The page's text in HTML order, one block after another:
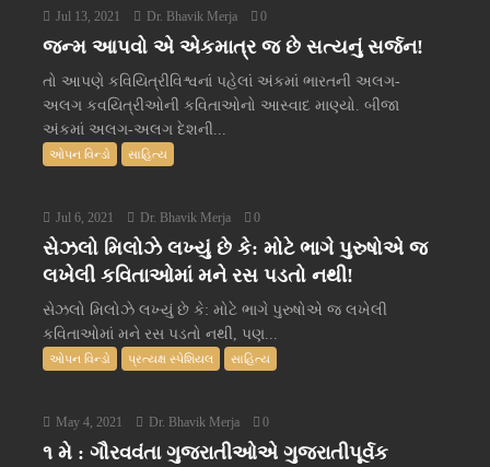
Jul 13, 2021 Dr. Bhavik Merja 0
જન્મ આપવો એ એકમાત્ર જ છે સત્યનું સર્જન!
તો આપણે કવિયિત્રીવિશ્વનાં પહેલાં અંકમાં ભારતની અલગ-
અલગ કવયિત્રીઓની કવિતાઓનો આસ્વાદ માણ્યો. બીજા
અંકમાં અલગ-અલગ દેશની...
ઓપન વિન્ડો સાહિત્ય
Jul 6, 2021 Dr. Bhavik Merja 0
સેઝલો મિલોઝે લખ્યું છે કે: મોટે ભાગે પુરુષોએ જ
લખેલી કવિતાઓમાં મને રસ પડતો નથી!
સેઝલો મિલોઝે લખ્યું છે કે: મોટે ભાગે પુરુષોએ જ લખેલી
કવિતાઓમાં મને રસ પડતો નથી, પણ...
ઓપન વિન્ડો પ્રત્યક્ષ સ્પેશિયલ સાહિત્ય
May 4, 2021 Dr. Bhavik Merja 0
૧ મે : ગૌરવવંતા ગુજરાતીઓએ ગુજરાતીપૂર્વક